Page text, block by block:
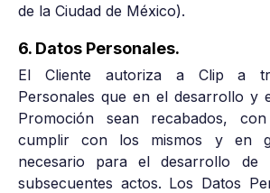
de la Ciudad de México).
6. Datos Personales.
El Cliente autoriza a Clip a
Personales que en el desarrollo y
Promoción sean recabados,
cumplir con los mismos y en
necesario para el desarrollo de
subsecuentes actos. Los Datos